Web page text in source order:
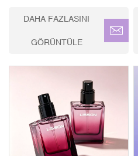
kullanım alanı: Parfümler,
serumlar, kremler, losyonlar
ve diğer birinci sınıf cilt
DAHA FAZLASINI
GÖRÜNTÜLE